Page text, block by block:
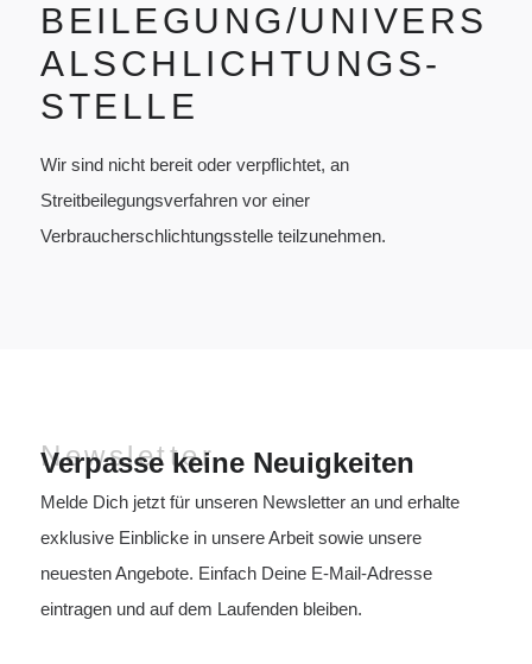
BEILEGUNG/UNIVERS
AL­SCHLICHTUNGS­
STELLE
Wir sind nicht bereit oder verpflichtet, an
Streitbeilegungsverfahren vor einer
Verbraucherschlichtungsstelle teilzunehmen.
Newsletter
Verpasse keine Neuigkeiten
Melde Dich jetzt für unseren Newsletter an und erhalte
exklusive Einblicke in unsere Arbeit sowie unsere
neuesten Angebote. Einfach Deine E-Mail-Adresse
eintragen und auf dem Laufenden bleiben.